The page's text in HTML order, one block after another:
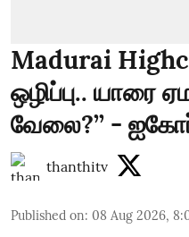
Madurai
ஒழிப்பு.. யாரை
வேலை?’’ -
thanthitv
Published on: 08 Aug 2026,